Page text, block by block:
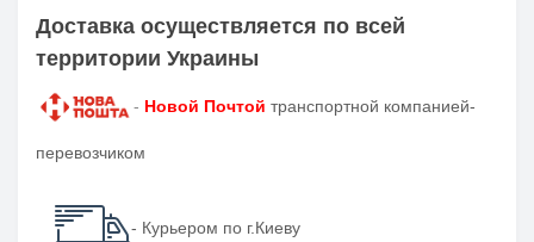
Доставка осуществляется по всей
территории Украины
- Новой Почтой транспортной компанией-
перевозчиком
- Курьером по г.Киеву